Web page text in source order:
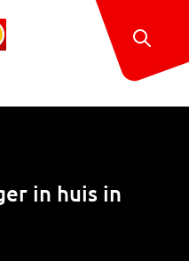
in huis in